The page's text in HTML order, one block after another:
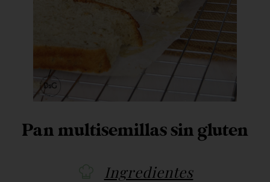
Pan multisemillas sin gluten
Ingredientes